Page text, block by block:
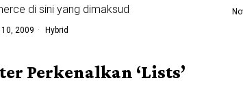
di sini yang dimaksud
2009 Hybrid
Perkenalkan ‘Lists’